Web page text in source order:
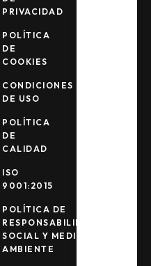
PRIVACIDAD
POLÍTICA
DE
COOKIES
CONDICIONES
DE USO
POLÍTICA
DE
CALIDAD
ISO
9001:2015
POLÍTICA DE
RESPONSABILIDAD
SOCIAL Y MEDIO
AMBIENTE